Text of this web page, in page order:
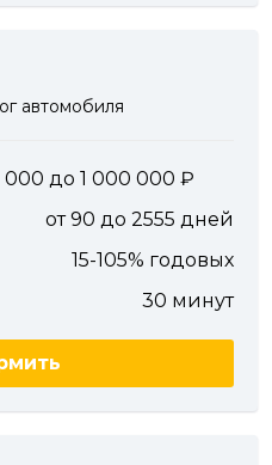
автомобиля
000 до 1 000 000
от 90 до 2555 дней
15-105% годовых
30 минут